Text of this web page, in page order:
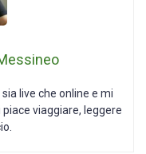
live che online e mi
viaggiare, leggere